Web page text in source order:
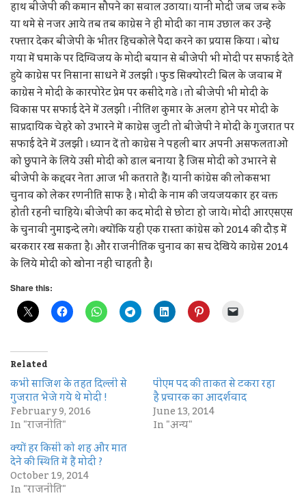
हाथ बीजेपी की कमान सौपने का सवाल उठाया। यानी मोदी जब जब रुके
या थमे से नजर आये तब तब काग्रेस ने ही मोदी का नाम उछाल कर उन्हे
रफ्तार देकर बीजेपी के भीतर हिचकोले पैदा करने का प्रयास किया । बोध
गया में घमाके पर दिग्विजय के मोदी बयान से बीजेपी भी मोदी पर सफाई देते
हुये काग्रेस पर निसाना साधने में उलझी । फुड सिक्योरटी बिल के जवाब में
काग्रेस ने मोदी के कारपोरेट प्रेम पर कसीदे गढे । तो बीजेपी भी मोदी के
विकास पर सफाई देने में उलझी । नीतिश कुमार के अलग होने पर मोदी के
साप्रदायिक चेहरे को उभारने में काग्रेस जुटी तो बीजेपी ने मोदी के गुजरात पर
सफाई देने में उलझी । ध्यान दें तो काग्रेस ने पहली बार अपनी असफलताओं
को छुपाने के लिये उसी मोदी को ढाल बनाया है जिस मोदी को उभारने से
बीजेपी के कद्दवर नेता आज भी कतराते हैं। यानी कांग्रेस की लोकसभा
चुनाव को लेकर रणनीति साफ है । मोदी के नाम की जयजयकार हर वक्त
होती रहनी चाहिये। बीजेपी का कद मोदी से छोटा हो जाये। मोदी आरएसएस
के चुनावी नुमाइन्दे लगे। क्योंकि यही एक रास्ता कांग्रेस को 2014 की दौड़ में
बरकरार रख सकता है। और राजनीतिक चुनाव का सच देखिये काग्रेस 2014
के लिये मोदी को खोना नहीं चाहती है।
Share this:
Related
कभी साजिश के तहत दिल्ली से
गुजरात भेजे गये थे मोदी !
February 9, 2016
In "राजनीति"
पीएम पद की ताकत से टकरा रहा
है प्रचारक का आदर्शवाद
June 13, 2014
In "अन्य"
क्यों हर किसी को शह और मात
देने की स्थिति में हैं मोदी ?
October 19, 2014
In "राजनीति"